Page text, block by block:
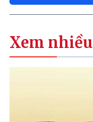
Xem nhiều